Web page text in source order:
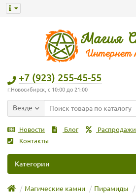
+7 (923) 255-45-55
г.Новосибирск, с 10:00 до 21:00
Везде
Новости Блог Распродажи
Контакты
Категории
Магические камни Пирамиды